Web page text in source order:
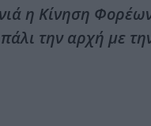
η Κίνηση
την αρχή με